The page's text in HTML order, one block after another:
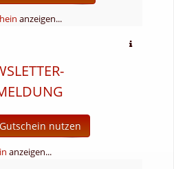
anzeigen...
nutzen
anzeigen...